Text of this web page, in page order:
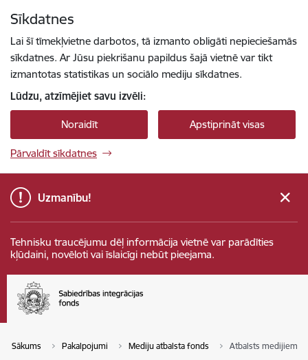
Sīkdatnes
Lai šī tīmekļvietne darbotos, tā izmanto obligāti nepieciešamās
sīkdatnes. Ar Jūsu piekrišanu papildus šajā vietnē var tikt
izmantotas statistikas un sociālo mediju sīkdatnes.
Lūdzu, atzīmējiet savu izvēli:
Noraidīt Apstiprināt visas
Pārvaldīt sīkdatnes
Uzmanību!
Tehnisku traucējumu dēļ informācija vietnē var parādīties
kļūdaini, novēloti vai īslaicīgi nebūt pieejama.
Sākums Pakalpojumi Mediju atbalsta fonds Atbalsts medijiem